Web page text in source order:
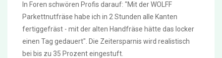
In Foren schwören Profis darauf: "Mit der WOLFF
Parkettnutfräse habe ich in 2 Stunden alle Kanten
fertiggefräst - mit der alten Handfräse hätte das locker
einen Tag gedauert". Die Zeitersparnis wird realistisch
bei bis zu 35 Prozent eingestuft.